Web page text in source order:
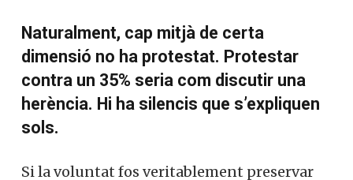
vegades ha estat superada pels grans
grups tradicionals.
És una limitació que
limita poc.
Una dieta que permet repetir
postres.
dimensió no ha protestat. Protestar